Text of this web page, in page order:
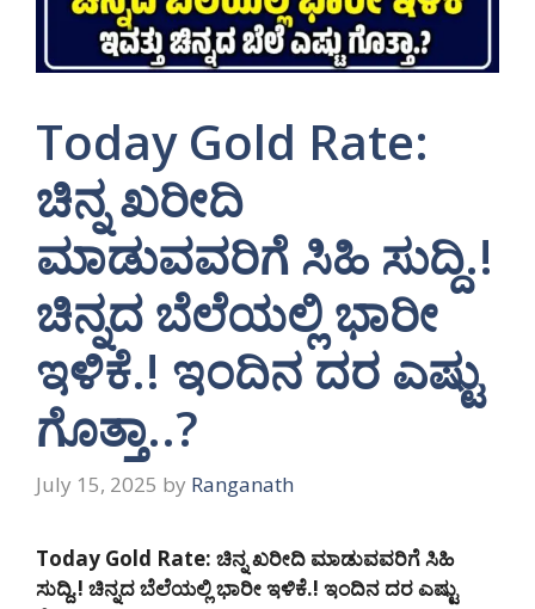
Today Gold Rate:
ಚಿನ್ನ ಖರೀದಿ
ಮಾಡುವವರಿಗೆ ಸಿಹಿ ಸುದ್ದಿ.!
ಚಿನ್ನದ ಬೆಲೆಯಲ್ಲಿ ಭಾರೀ
ಇಳಿಕೆ.! ಇಂದಿನ ದರ ಎಷ್ಟು
ಗೊತ್ತಾ..?
July 15, 2025 by Ranganath
Today Gold Rate: ಚಿನ್ನ ಖರೀದಿ ಮಾಡುವವರಿಗೆ ಸಿಹಿ
ಸುದ್ದಿ.! ಚಿನ್ನದ ಬೆಲೆಯಲ್ಲಿ ಭಾರೀ ಇಳಿಕೆ.! ಇಂದಿನ ದರ ಎಷ್ಟು